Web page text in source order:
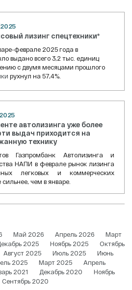
лизинг спецтехники*
феврале 2025 года в
выдано всего 3,2 тыс. единиц
с двумя месяцами прошлого
рухнул на 57,4%.
автолизинга уже более
выдач приходится на
технику
Газпромбанк Автолизинга и
НАПИ в феврале рынок лизинга
легковых и коммерческих
чем в январе.
Май 2026 Апрель 2026
Март
2025 Ноябрь 2025
Октябрь
Август 2025 Июль 2025
Июнь
2025 Март 2025
Апрель
2021 Декабрь 2020
Ноябрь
Сентябрь 2020